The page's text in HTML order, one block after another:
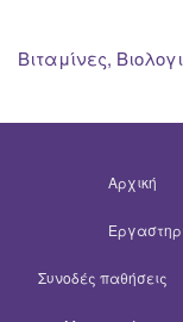
Βιταμίνες,
Αρχική
Συνοδές παθήσεις